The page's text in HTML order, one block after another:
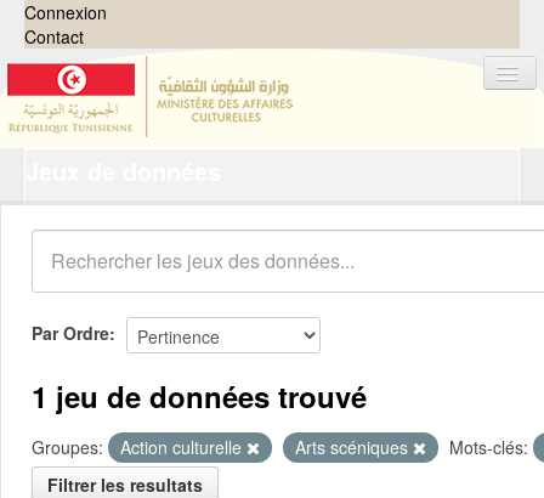
Connexion
Contact
Organisations
Groupes
Demandes 0
À propos
Par Ordre
1 jeu de données trouvé
Groupes: Action culturelle Arts scéniques
Mots-clés:
Filtrer les resultats